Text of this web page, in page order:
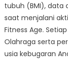
tubuh (BMI), data
saat menjalani
Fitness Age.
Olahraga serta
usia kebugaran